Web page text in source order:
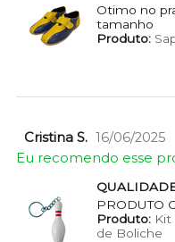
Otimo no
tamanho
Produto:
Cristina S. 16/06/2025
Eu recomendo esse
PRODUTO
Produto:Kit
de Boliche